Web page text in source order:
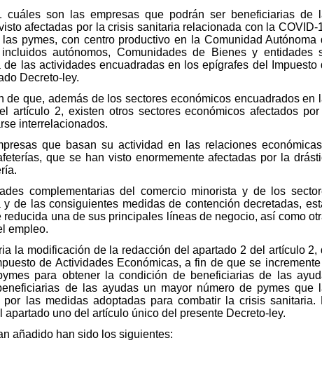
son las empresas que podrán ser beneficiarias de
afectadas por la crisis sanitaria relacionada con la COVID-
pymes, con centro productivo en la Comunidad Autónoma
autónomos, Comunidades de Bienes y entidades
las actividades encuadradas en los epígrafes del Impuesto
Decreto-ley.
que, además de los sectores económicos encuadrados en
2, existen otros sectores económicos afectados
interrelacionados.
que basan su actividad en las relaciones
que se han visto enormemente afectadas por la
complementarias del comercio minorista y de los
de las consiguientes medidas de contención decretadas,
una de sus principales líneas de negocio, así como
empleo.
la modificación de la redacción del apartado 2 del artículo 2,
de Actividades Económicas, a fin de que se
para obtener la condición de beneficiarias de las
de las ayudas un mayor número de pymes que
las medidas adoptadas para combatir la crisis sanitaria.
uno del artículo único del presente Decreto-ley.
añadido han sido los siguientes: